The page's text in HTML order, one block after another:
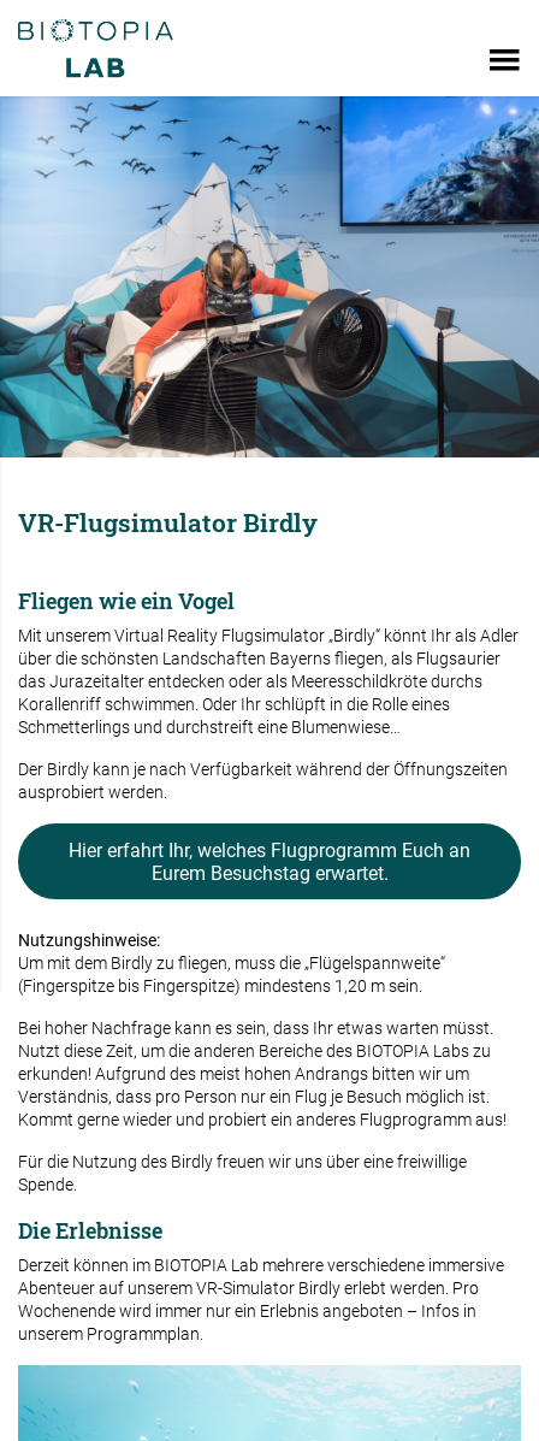
VR-Flugsimulator Birdly
Fliegen wie ein Vogel
Mit unserem Virtual Reality Flugsimulator „Birdly“ könnt Ihr als Adler
über die schönsten Landschaften Bayerns fliegen, als Flugsaurier
das Jurazeitalter entdecken oder als Meeresschildkröte durchs
Korallenriff schwimmen. Oder Ihr schlüpft in die Rolle eines
Schmetterlings und durchstreift eine Blumenwiese…
Der Birdly kann je nach Verfügbarkeit während der Öffnungszeiten
ausprobiert werden.
Hier erfahrt Ihr, welches Flugprogramm Euch an
Eurem Besuchstag erwartet.
Nutzungshinweise:
Um mit dem Birdly zu fliegen, muss die „Flügelspannweite“
(Fingerspitze bis Fingerspitze) mindestens 1,20 m sein.
Bei hoher Nachfrage kann es sein, dass Ihr etwas warten müsst.
Nutzt diese Zeit, um die anderen Bereiche des BIOTOPIA Labs zu
erkunden! Aufgrund des meist hohen Andrangs bitten wir um
Verständnis, dass pro Person nur ein Flug je Besuch möglich ist.
Kommt gerne wieder und probiert ein anderes Flugprogramm aus!
Für die Nutzung des Birdly freuen wir uns über eine freiwillige
Spende.
Die Erlebnisse
Derzeit können im BIOTOPIA Lab mehrere verschiedene immersive
Abenteuer auf unserem VR-Simulator Birdly erlebt werden. Pro
Wochenende wird immer nur ein Erlebnis angeboten – Infos in
unserem Programmplan.